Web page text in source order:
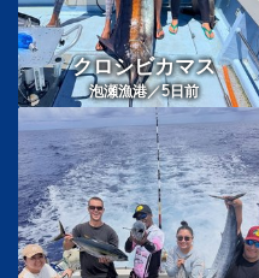
クロシビカマス
泡瀬漁港／5日前